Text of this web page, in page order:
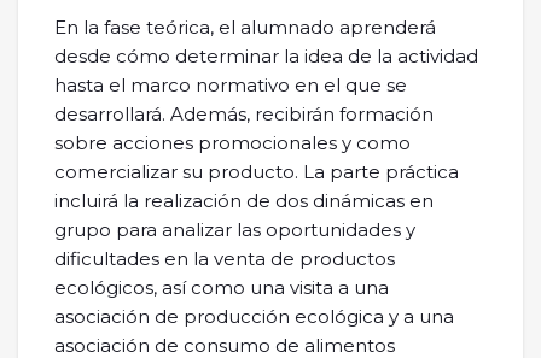
En la fase teórica, el alumnado aprenderá
desde cómo determinar la idea de la actividad
hasta el marco normativo en el que se
desarrollará. Además, recibirán formación
sobre acciones promocionales y como
comercializar su producto. La parte práctica
incluirá la realización de dos dinámicas en
grupo para analizar las oportunidades y
dificultades en la venta de productos
ecológicos, así como una visita a una
asociación de producción ecológica y a una
asociación de consumo de alimentos